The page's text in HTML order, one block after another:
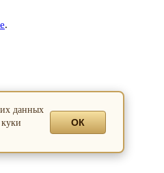
.
данных
ОК